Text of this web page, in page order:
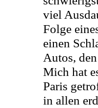
viel
Folge
einen
Autos,
Mich hat
Paris
in allen